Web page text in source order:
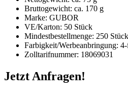
Bruttogewicht: ca. 170 g
Marke: GUBOR
VE/Karton: 50 Stück
Mindestbestellmenge: 250 Stück
Farbigkeit/Werbeanbringung:
Zolltarifnummer: 18069031
Jetzt Anfragen!